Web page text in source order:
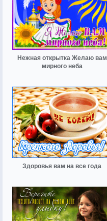
Нежная открытка Желаю вам
мирного неба
Здоровья вам на все года